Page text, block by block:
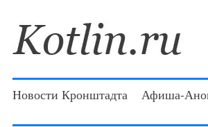
Новости Кронштадта Афиша-